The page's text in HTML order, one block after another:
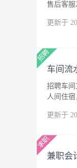
售后客服
更新于
车间流
招聘车间
人间住
更新于
兼职会